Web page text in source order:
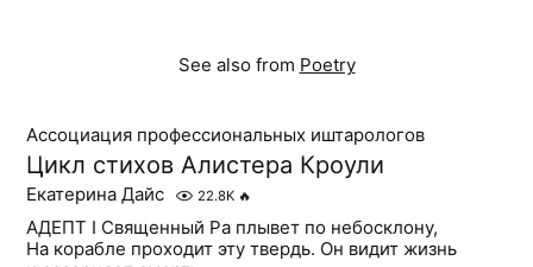
See also from Poetry
Ассоциация профессиональных иштарологов
Цикл стихов Алистера Кроули
Екатерина Дайс 22.8K 🔥
АДЕПТ I Священный Ра плывет по небосклону,
На корабле проходит эту твердь. Он видит жизнь